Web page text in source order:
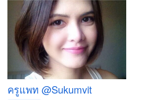
ครูแพท @Sukumvit